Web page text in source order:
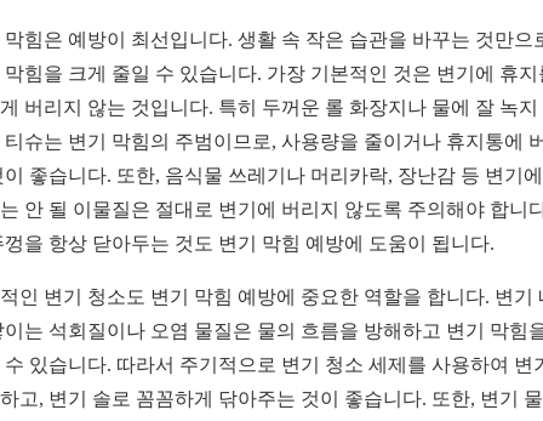
막힘은 예방이 최선입니다. 생활 속 작은 습관을 바꾸는 것만으
막힘을 크게 줄일 수 있습니다. 가장 기본적인 것은 변기에 휴지
버리지 않는 것입니다. 특히 두꺼운 롤 화장지나 물에 잘 녹지
티슈는 변기 막힘의 주범이므로, 사용량을 줄이거나 휴지통에
이 좋습니다. 또한, 음식물 쓰레기나 머리카락, 장난감 등 변기
안 될 이물질은 절대로 변기에 버리지 않도록 주의해야 합니
껑을 항상 닫아두는 것도 변기 막힘 예방에 도움이 됩니다.
인 변기 청소도 변기 막힘 예방에 중요한 역할을 합니다. 변기
이는 석회질이나 오염 물질은 물의 흐름을 방해하고 변기 막힘
수 있습니다. 따라서 주기적으로 변기 청소 세제를 사용하여 변
고, 변기 솔로 꼼꼼하게 닦아주는 것이 좋습니다. 또한, 변기